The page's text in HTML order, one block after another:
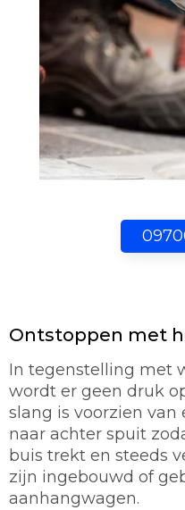
Ontstoppen met
In tegenstelling met
wordt er geen druk
slang is voorzien
naar achter spuit
buis trekt en steeds
zijn ingebouwd of
aanhangwagen.